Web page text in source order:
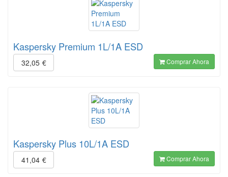
Kaspersky Premium 1L/1A ESD
32,05 € Comprar Ahora
Kaspersky Plus 10L/1A ESD
41,04 € Comprar Ahora